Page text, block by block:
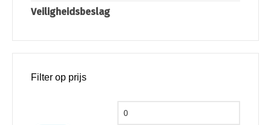
Veiligheidsbeslag
Filter op prijs
Min. prijs